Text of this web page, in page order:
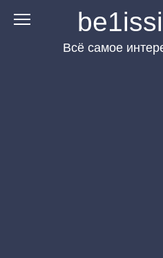
Перейти
Всё самое